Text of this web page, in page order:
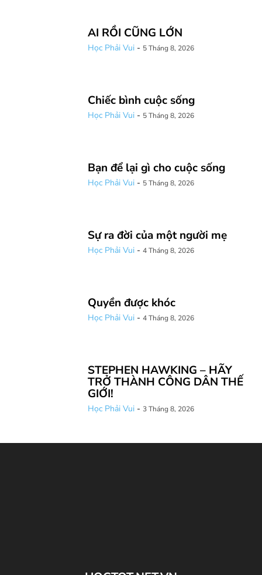
AI RỒI CŨNG LỚN
Học Phải Vui - 5 Tháng 8, 2026
Chiếc bình cuộc sống
Học Phải Vui - 5 Tháng 8, 2026
Bạn để lại gì cho cuộc sống
Học Phải Vui - 5 Tháng 8, 2026
Sự ra đời của một người mẹ
Học Phải Vui - 4 Tháng 8, 2026
Quyền được khóc
Học Phải Vui - 4 Tháng 8, 2026
STEPHEN HAWKING – HÃY
TRỞ THÀNH CÔNG DÂN THẾ
GIỚI!
Học Phải Vui - 3 Tháng 8, 2026